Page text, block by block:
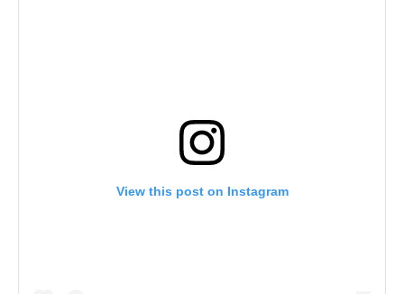
View this post on Instagram